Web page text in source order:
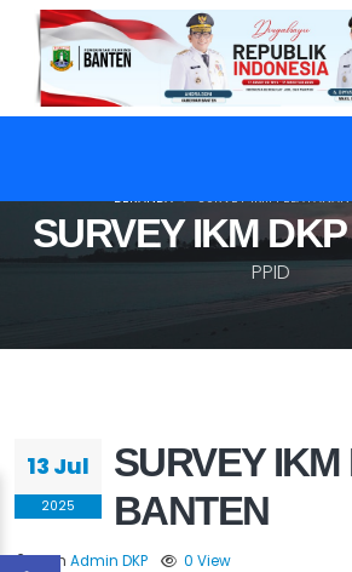
SURVEY IKM
PPID
BERANDA SURVEY IKM
13 Jul
2025
SURVEY IKM
BANTEN
Oleh Admin DKP 0 View